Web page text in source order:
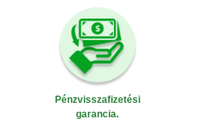
Pénzvisszafizetési
garancia.